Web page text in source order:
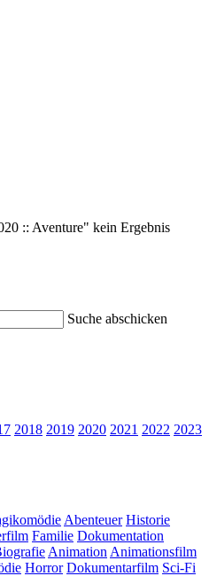
:: Aventure" kein Ergebnis
Suche abschicken
2018 2019 2020 2021 2022 2023
Abenteuer Historie
Familie Dokumentation
Animation Animationsfilm
Horror Dokumentarfilm Sci-Fi